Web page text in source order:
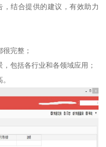
结合提供的建议，有效助力
完整；
包括各行业和各领域应用；